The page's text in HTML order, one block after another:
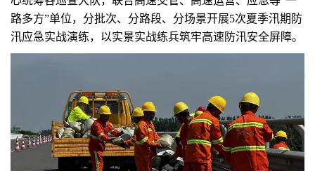
路多方”单位，分批次、分路段、分场景开展5次夏季汛期防
汛应急实战演练，以实景实战练兵筑牢高速防汛安全屏障。